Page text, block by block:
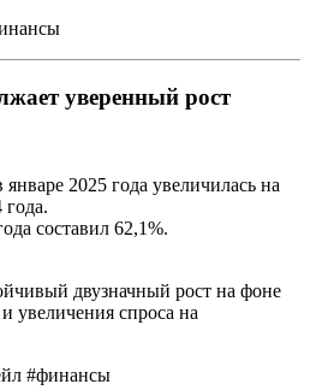
уверенный рост
2025 года увеличилась на
составил 62,1%.
двузначный рост на фоне
увеличения спроса на
#финансы